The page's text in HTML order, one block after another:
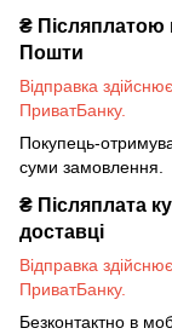
₴ Післяплатою
Пошти
Відправка
ПриватБанку.
Покупець-
суми замовлення.
₴ Післяплата
доставці
Відправка
ПриватБанку.
Безконтактно в